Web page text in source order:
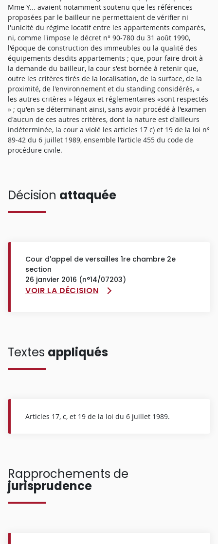
Mme Y... avaient notamment soutenu que les références
proposées par le bailleur ne permettaient de vérifier ni
l'unicité du régime locatif entre les appartements comparés,
ni, comme l'impose le décret n° 90-780 du 31 août 1990,
l'époque de construction des immeubles ou la qualité des
équipements desdits appartements ; que, pour faire droit à
la demande du bailleur, la cour s'est bornée à retenir que,
outre les critères tirés de la localisation, de la surface, de la
proximité, de l'environnement et du standing considérés, «
les autres critères » légaux et réglementaires «sont respectés
» ; qu'en se déterminant ainsi, sans avoir procédé à l'examen
d'aucun de ces autres critères, dont la nature est d'ailleurs
indéterminée, la cour a violé les articles 17 c) et 19 de la loi n°
89-42 du 6 juillet 1989, ensemble l'article 455 du code de
procédure civile.
Décision attaquée
Cour d'appel de versailles 1re chambre 2e
section
26 janvier 2016 (n°14/07203)
VOIR LA DÉCISION
Textes appliqués
Articles 17, c, et 19 de la loi du 6 juillet 1989.
Rapprochements de
jurisprudence